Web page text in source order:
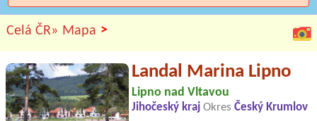
Celá ČR» Mapa >
Landal Marina Lipno
Lipno nad Vltavou
Jihočeský kraj Okres Český Krumlov